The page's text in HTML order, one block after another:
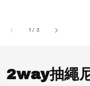
1 / 3
2way抽繩